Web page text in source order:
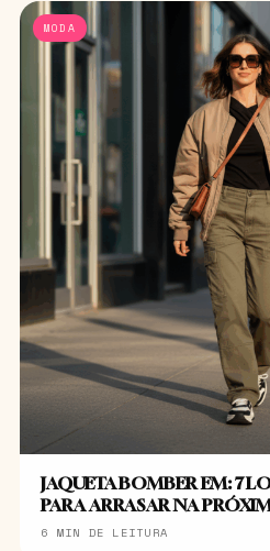
MODA
JAQUETA BOMBER EM: 7
PARA ARRASAR NA
6 MIN DE LEITURA